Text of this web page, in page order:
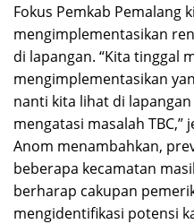
Fokus Pemkab Pemalang
mengimplementasikan
di lapangan. “Kita tinggal
mengimplementasikan
nanti kita lihat di
mengatasi masalah TBC,”
Anom menambahkan,
beberapa kecamatan
berharap cakupan
mengidentifikasi potensi